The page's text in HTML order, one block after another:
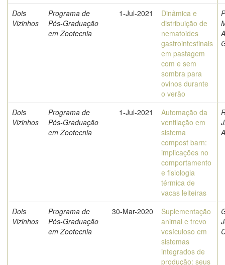
Dois
Vizinhos
Programa de
Pós-Graduação
em Zootecnia
1-Jul-2021
Dinâmica e
distribuição de
nematoides
gastrointestinais
em pastagem
com e sem
sombra para
ovinos durante
o verão
Dois
Vizinhos
Programa de
Pós-Graduação
em Zootecnia
1-Jul-2021
Automação da
ventilação em
sistema
compost barn:
implicações no
comportamento
e fisiologia
térmica de
vacas leiteiras
Dois
Vizinhos
Programa de
Pós-Graduação
em Zootecnia
30-Mar-2020
Suplementação
animal e trevo
vesículoso em
sistemas
integrados de
produção: seus